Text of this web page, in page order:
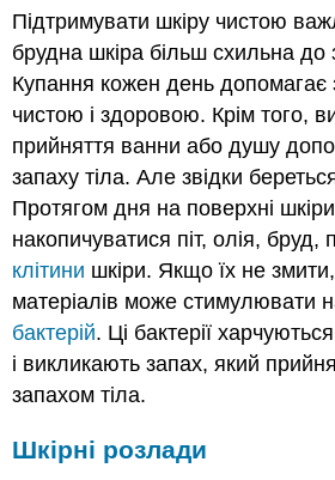
Підтримувати шкіру чистою
брудна шкіра більш схильна до
Купання кожен день допомагає
чистою і здоровою. Крім того,
прийняття ванни або душу
запаху тіла. Але звідки
Протягом дня на поверхні
накопичуватися піт, олія, бруд,
клітини шкіри. Якщо їх не
матеріалів може стимулювати
бактерій. Ці бактерії
і викликають запах, який
запахом тіла.
Шкірні розлади